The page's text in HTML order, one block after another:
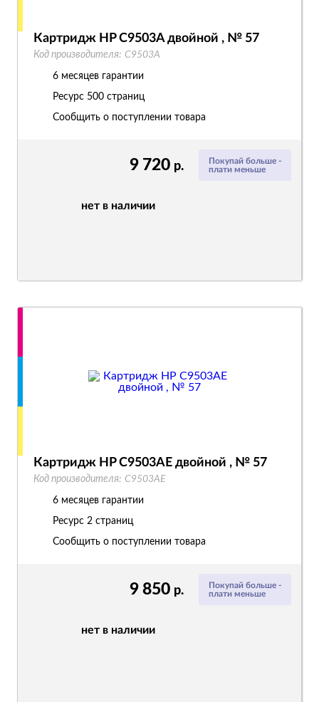
Покупай больше -
плати меньше
9 720 р.
нет в наличии
Картридж HP C9503A двойной , № 57
Код производителя: C9503A
6 месяцев гарантии
Ресурс 500 страниц
Сообщить о поступлении товара
Покупай больше -
плати меньше
9 850 р.
нет в наличии
Картридж HP C9503AE двойной , № 57
Код производителя: C9503AE
6 месяцев гарантии
Ресурс 2 страниц
Сообщить о поступлении товара